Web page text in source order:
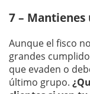
7 –
Aunque el fisco
grandes
que evaden o
último grupo.